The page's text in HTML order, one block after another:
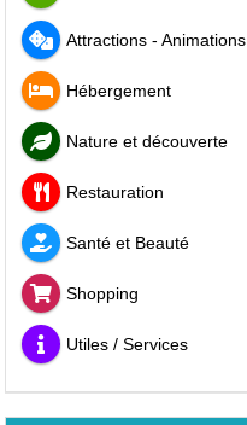
Attractions - Animations
Hébergement
Nature et découverte
Restauration
Santé et Beauté
Shopping
Utiles / Services